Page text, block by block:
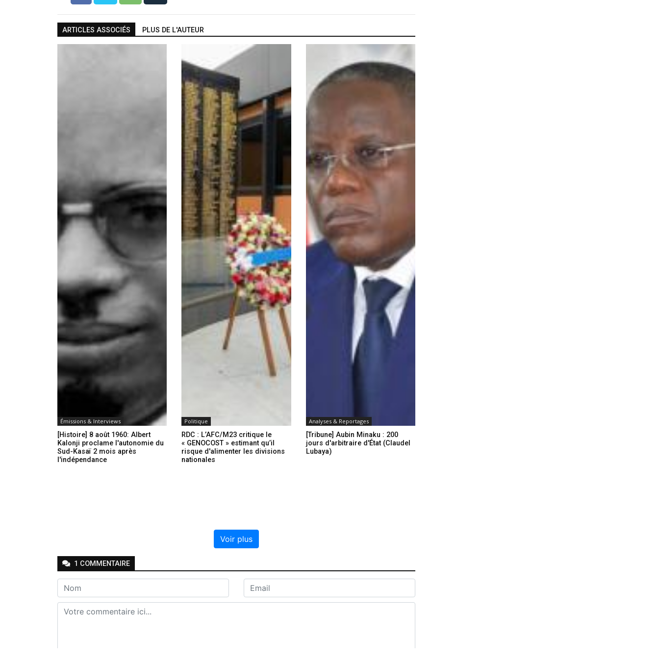
ARTICLES ASSOCIÉS PLUS DE L'AUTEUR
Émissions & Interviews
[Histoire] 8 août 1960: Albert
Kalonji proclame l'autonomie du
Sud-Kasaï 2 mois après
l'indépendance
Politique
RDC : L’AFC/M23 critique le
« GENOCOST » estimant qu’il
risque d'alimenter les divisions
nationales
Analyses & Reportages
[Tribune] Aubin Minaku : 200
jours d'arbitraire d'État (Claudel
Lubaya)
Voir plus
1 COMMENTAIRE